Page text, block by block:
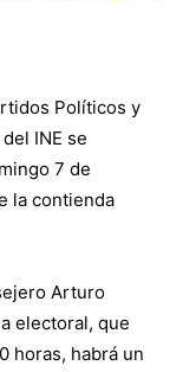
Políticos y
INE se
7 de
la contienda
Arturo
electoral, que
horas, habrá un